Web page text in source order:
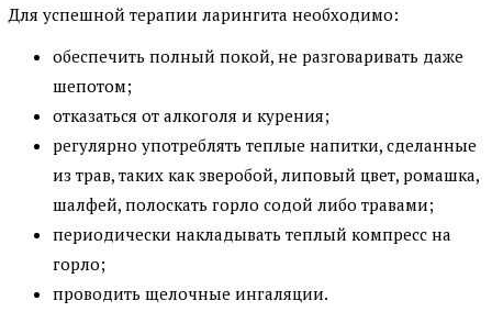
Для успешной терапии ларингита необходимо:
обеспечить полный покой, не разговаривать даже
шепотом;
отказаться от алкоголя и курения;
регулярно употреблять теплые напитки, сделанные
из трав, таких как зверобой, липовый цвет, ромашка,
шалфей, полоскать горло содой либо травами;
периодически накладывать теплый компресс на
горло;
проводить щелочные ингаляции.